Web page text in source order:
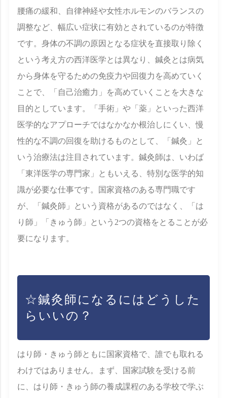
腰痛の緩和、自律神経や女性ホルモンのバランスの
調整など、幅広い症状に有効とされているのが特徴
です。身体の不調の原因となる症状を直接取り除く
という考え方の西洋医学とは異なり、鍼灸とは病気
から身体を守るための免疫力や回復力を高めていく
ことで、「自己治癒力」を高めていくことを大きな
目的としています。「手術」や「薬」といった西洋
医学的なアプローチではなかなか根治しにくい、慢
性的な不調の回復を助けるものとして、「鍼灸」と
いう治療法は注目されています。鍼灸師は、いわば
「東洋医学の専門家」ともいえる、特別な医学的知
識が必要な仕事です。国家資格のある専門職です
が、「鍼灸師」という資格があるのではなく、「は
り師」「きゅう師」という2つの資格をとることが必
要になります。
☆鍼灸師になるにはどうした
らいいの？
はり師・きゅう師ともに国家資格で、誰でも取れる
わけではありません。まず、国家試験を受ける前
に、はり師・きゅう師の養成課程のある学校で学ぶ